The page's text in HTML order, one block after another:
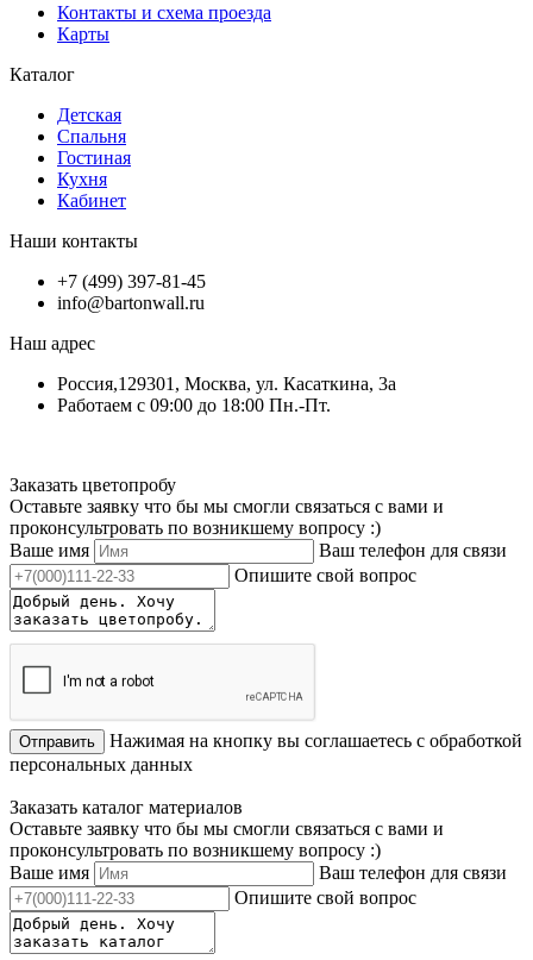
Контакты и схема проезда
Карты
Каталог
Детская
Спальня
Гостиная
Кухня
Кабинет
Наши контакты
+7 (499) 397-81-45
info@bartonwall.ru
Наш адрес
Россия,129301, Москва, ул. Касаткина, 3а
Работаем с 09:00 до 18:00 Пн.-Пт.
Заказать цветопробу
Оставьте заявку что бы мы смогли связаться с вами и
проконсультровать по возникшему вопросу :)
Ваше имя
Ваш телефон для связи
Опишите свой вопрос
Отправить
Нажимая на кнопку вы соглашаетесь с обработкой
персональных данных
Заказать каталог материалов
Оставьте заявку что бы мы смогли связаться с вами и
проконсультровать по возникшему вопросу :)
Ваше имя
Ваш телефон для связи
Опишите свой вопрос